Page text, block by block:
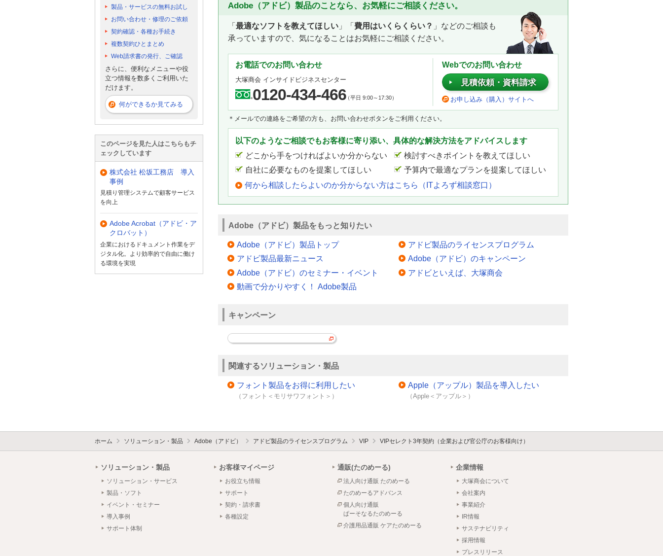
Adobe（アドビ）製品のことなら、お気軽にご相談ください。
「 最適なソフトを教えてほしい 」「 費用はいくらくらい？ 」などのご相談も
承っていますので、気になることはお気軽にご相談ください。
お電話でのお問い合わせ
大塚商会 インサイドビジネスセンター
0120-434-466（平日 9:00～17:30）
Webでのお問い合わせ
見積依頼・資料請求
お申し込み（購入）サイトへ
＊メールでの連絡をご希望の方も、お問い合わせボタンをご利用ください。
以下のようなご相談でもお客様に寄り添い、具体的な解決方法をアドバイスします
どこから手をつければよいか分からない
検討すべきポイントを教えてほしい
自社に必要なものを提案してほしい
予算内で最適なプランを提案してほしい
何から相談したらよいのか分からない方はこちら（ITよろず相談窓口）
Adobe（アドビ）製品をもっと知りたい
Adobe（アドビ）製品トップ
アドビ製品最新ニュース
Adobe（アドビ）のセミナー・イベント
動画で分かりやすく！ Adobe製品
アドビ製品のライセンスプログラム
Adobe（アドビ）のキャンペーン
アドビといえば、大塚商会
キャンペーン
関連するソリューション・製品
フォント製品をお得に利用したい
（フォント＜モリサワフォント＞）
Apple（アップル）製品を導入したい
（Apple＜アップル＞）
製品・サービスの無料お試し
お問い合わせ・修理のご依頼
契約確認・各種お手続き
複数契約ひとまとめ
Web請求書の発行、ご確認
さらに、便利なメニューや役
立つ情報を数多くご利用いた
だけます。
何ができるか見てみる
このページを見た人はこちらもチ
ェックしています
株式会社 松坂工務店 導入
事例
見積り管理システムで顧客サービス
を向上
Adobe Acrobat（アドビ・ア
クロバット）
企業におけるドキュメント作業をデ
ジタル化。より効率的で自由に働け
る環境を実現
ホーム ソリューション・製品 Adobe（アドビ） アドビ製品のライセンスプログラム VIP VIPセレクト3年契約（企業および官公庁のお客様向け）
ソリューション・製品
ソリューション・サービス
製品・ソフト
イベント・セミナー
導入事例
サポート体制
お客様マイページ
お役立ち情報
サポート
契約・請求書
各種設定
通販(たのめーる)
法人向け通販 たのめーる
たのめーるアドバンス
個人向け通販
ぱーそなるたのめーる
介護用品通販 ケアたのめーる
企業情報
大塚商会について
会社案内
事業紹介
IR情報
サステナビリティ
採用情報
プレスリリース